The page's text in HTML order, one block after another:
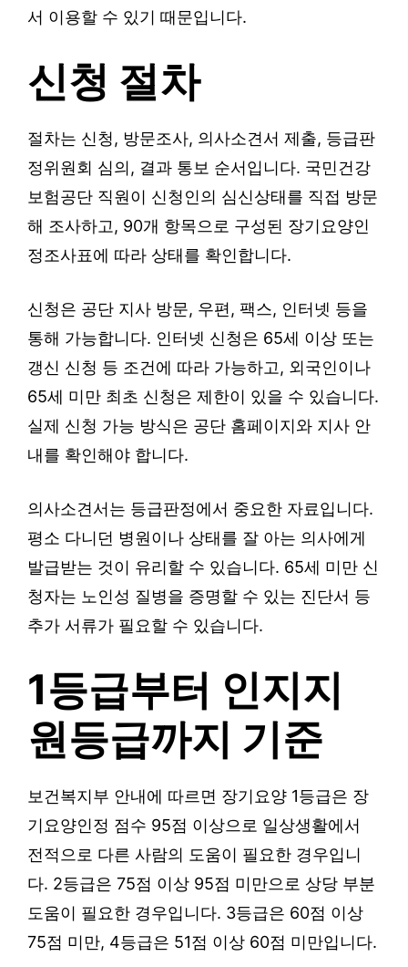
서 이용할 수 있기 때문입니다.
신청 절차
절차는 신청, 방문조사, 의사소견서 제출, 등급판
정위원회 심의, 결과 통보 순서입니다. 국민건강
보험공단 직원이 신청인의 심신상태를 직접 방문
해 조사하고, 90개 항목으로 구성된 장기요양인
정조사표에 따라 상태를 확인합니다.
신청은 공단 지사 방문, 우편, 팩스, 인터넷 등을
통해 가능합니다. 인터넷 신청은 65세 이상 또는
갱신 신청 등 조건에 따라 가능하고, 외국인이나
65세 미만 최초 신청은 제한이 있을 수 있습니다.
실제 신청 가능 방식은 공단 홈페이지와 지사 안
내를 확인해야 합니다.
의사소견서는 등급판정에서 중요한 자료입니다.
평소 다니던 병원이나 상태를 잘 아는 의사에게
발급받는 것이 유리할 수 있습니다. 65세 미만 신
청자는 노인성 질병을 증명할 수 있는 진단서 등
추가 서류가 필요할 수 있습니다.
1등급부터 인지지
원등급까지 기준
보건복지부 안내에 따르면 장기요양 1등급은 장
기요양인정 점수 95점 이상으로 일상생활에서
전적으로 다른 사람의 도움이 필요한 경우입니
다. 2등급은 75점 이상 95점 미만으로 상당 부분
도움이 필요한 경우입니다. 3등급은 60점 이상
75점 미만, 4등급은 51점 이상 60점 미만입니다.